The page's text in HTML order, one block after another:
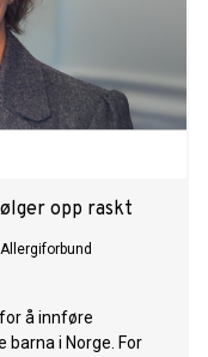
opp raskt
å innføre
barna i Norge. For